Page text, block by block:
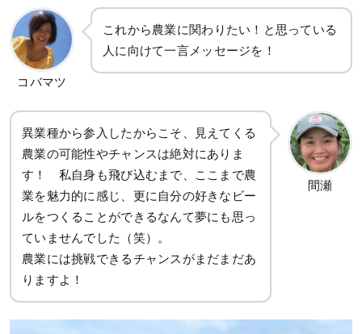
コバマツ
これから農業に関わりたい！と思っている
人に向けて一言メッセージを！
異業種から参入したからこそ、見えてくる
農業の可能性やチャンスは絶対にありま
す！ 私自身も飛び込むまで、ここまで農
業を魅力的に感じ、更に自分の好きなビー
ルをつくることができるなんて夢にも思っ
ていませんでした（笑）。
農業には挑戦できるチャンスがまだまだあ
りますよ！
間瀬